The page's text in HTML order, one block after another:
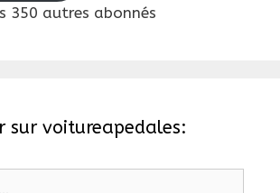
350 autres abonnés
sur voitureapedales: